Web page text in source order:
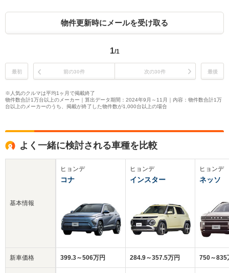
物件更新時にメールを受け取る
1/1
最初 前の30件 次の30件 最後
※人気のクルマは平均1ヶ月で掲載終了
物件数合計1万台以上のメーカー｜算出データ期間：2024年9月～11月｜内容：物件数合計1万
台以上のメーカーのうち、掲載が終了した物件数が1,000台以上の場合
よく一緒に検討される車種を比較
基本情報
新車価格
ヒョンデ
コナ
399.3～506万円
ヒョンデ
インスター
284.9～357.5万円
ヒョンデ
ネッソ
750～835